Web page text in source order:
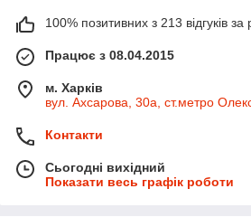
100% позитивних з 213 відгуків за
Працює з 08.04.2015
м. Харків
вул. Ахсарова, 30а, ст.метро
Контакти
Сьогодні вихідний
Показати весь графік роботи